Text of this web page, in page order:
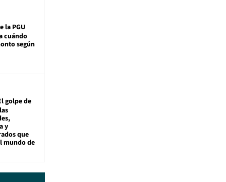
la PGU
cuándo
según
golpe de
y
que
mundo de